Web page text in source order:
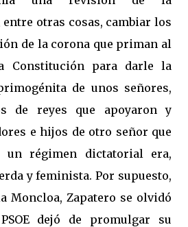
otras cosas, cambiar los
de la corona que priman al
Constitución para darle la
de unos señores,
de reyes que apoyaron y
e hijos de otro señor que
un régimen dictatorial era,
y feminista. Por supuesto,
Moncloa, Zapatero se olvidó
dejó de promulgar su